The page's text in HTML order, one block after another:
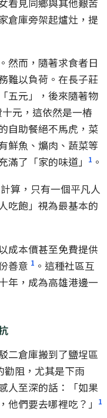
倉庫旁架起爐灶，提
然而，隨著求食者日
難以負荷。在長子莊
五元」，後來隨著物
十元，這依然是一樁
自助餐絕不馬虎，菜
鮮魚、爌肉、蔬菜等
了「家的味道」
1 。
算，只有一個平凡人
吃飽」視為最基本的
成本價甚至免費提供
善意 1 。這種社區互
年，成為高雄港邊一
二倉庫搬到了鹽埕區
勸阻，尤其是下雨
人至深的話：「如果
們要去哪裡吃？」
1